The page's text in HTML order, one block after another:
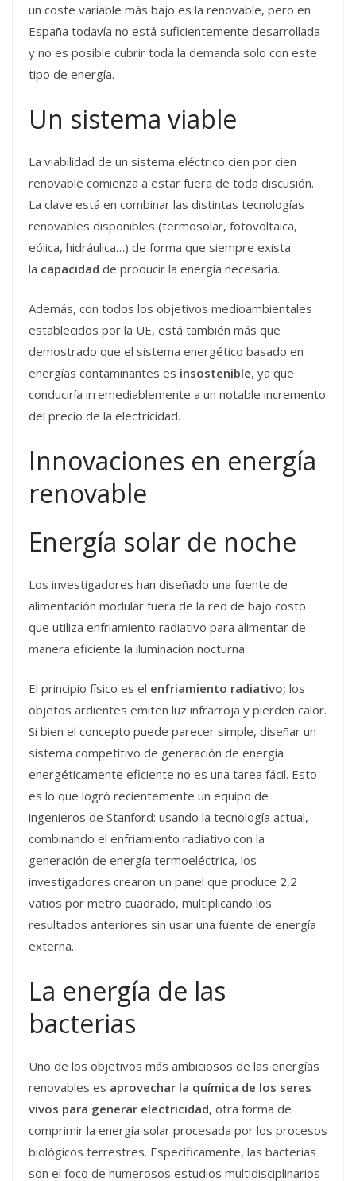
un coste variable más bajo es la renovable, pero en
España todavía no está suficientemente desarrollada
y no es posible cubrir toda la demanda solo con este
tipo de energía.
Un sistema viable
La viabilidad de un sistema eléctrico cien por cien
renovable comienza a estar fuera de toda discusión.
La clave está en combinar las distintas tecnologías
renovables disponibles (termosolar, fotovoltaica,
eólica, hidráulica…) de forma que siempre exista
la capacidad de producir la energía necesaria.
Además, con todos los objetivos medioambientales
establecidos por la UE, está también más que
demostrado que el sistema energético basado en
energías contaminantes es insostenible, ya que
conduciría irremediablemente a un notable incremento
del precio de la electricidad.
Innovaciones en energía
renovable
Energía solar de noche
Los investigadores han diseñado una fuente de
alimentación modular fuera de la red de bajo costo
que utiliza enfriamiento radiativo para alimentar de
manera eficiente la iluminación nocturna.
El principio físico es el enfriamiento radiativo; los
objetos ardientes emiten luz infrarroja y pierden calor.
Si bien el concepto puede parecer simple, diseñar un
sistema competitivo de generación de energía
energéticamente eficiente no es una tarea fácil. Esto
es lo que logró recientemente un equipo de
ingenieros de Stanford: usando la tecnología actual,
combinando el enfriamiento radiativo con la
generación de energía termoeléctrica, los
investigadores crearon un panel que produce 2,2
vatios por metro cuadrado, multiplicando los
resultados anteriores sin usar una fuente de energía
externa.
La energía de las
bacterias
Uno de los objetivos más ambiciosos de las energías
renovables es aprovechar la química de los seres
vivos para generar electricidad, otra forma de
comprimir la energía solar procesada por los procesos
biológicos terrestres. Específicamente, las bacterias
son el foco de numerosos estudios multidisciplinarios